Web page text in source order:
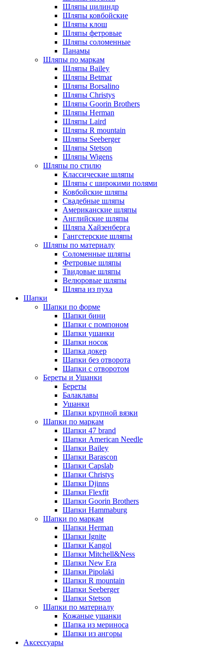
Шляпы цилиндр
Шляпы ковбойские
Шляпы клош
Шляпы фетровые
Шляпы соломенные
Панамы
Шляпы по маркам
Шляпы Bailey
Шляпы Betmar
Шляпы Borsalino
Шляпы Christys
Шляпы Goorin Brothers
Шляпы Herman
Шляпы Laird
Шляпы R mountain
Шляпы Seeberger
Шляпы Stetson
Шляпы Wigens
Шляпы по стилю
Классические шляпы
Шляпы с широкими полями
Ковбойские шляпы
Свадебные шляпы
Американские шляпы
Английские шляпы
Шляпа Хайзенберга
Гангстерские шляпы
Шляпы по материалу
Соломенные шляпы
Фетровые шляпы
Твидовые шляпы
Велюровые шляпы
Шляпа из пуха
Шапки
Шапки по форме
Шапки бини
Шапки с помпоном
Шапки ушанки
Шапки носок
Шапка докер
Шапки без отворота
Шапки с отворотом
Береты и Ушанки
Береты
Балаклавы
Ушанки
Шапки крупной вязки
Шапки по маркам
Шапки 47 brand
Шапки American Needle
Шапки Bailey
Шапки Barascon
Шапки Capslab
Шапки Christys
Шапки Djinns
Шапки Flexfit
Шапки Goorin Brothers
Шапки Hammaburg
Шапки по маркам
Шапки Herman
Шапки Ignite
Шапки Kangol
Шапки Mitchell&Ness
Шапки New Era
Шапки Pipolaki
Шапки R mountain
Шапки Seeberger
Шапки Stetson
Шапки по материалу
Кожаные ушанки
Шапка из мериноса
Шапки из ангоры
Аксессуары